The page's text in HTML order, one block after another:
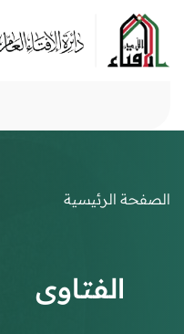
الصفحة الرئيسية
الفتاوى